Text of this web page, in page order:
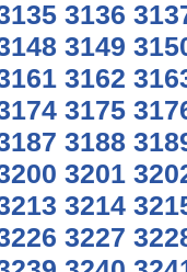
3136
3149
3162
3175
3188
3201
3214
3227